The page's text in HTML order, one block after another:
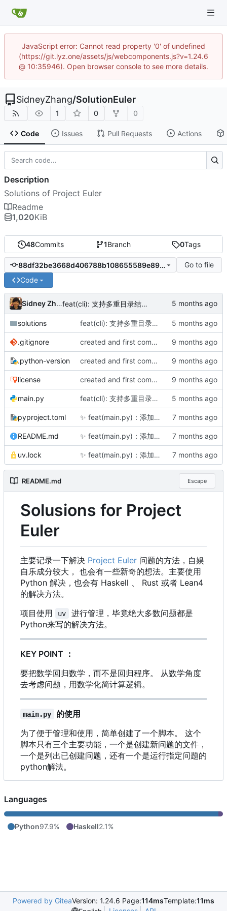
JavaScript error: Cannot read property '0' of undefined
(https://git.lyz.one/assets/js/webcomponents.js?v=1.24.6
@ 10:35946). Open browser console to see more details.
SidneyZhang/SolutionEuler
1 0 0
Code Issues Pull Requests Actions
48Commits 1Branch 0Tags
88df32be3668d406788b108655589e894c614f0d
Go to file
Code
Sidney Zhang feat(cli): 支持多重目录结构与特殊解法运行，新增解法列表选项
solutions feat(cli): 支持多重目录结构与特殊解法运行，新增解法列表选项
.gitignore created and first commit(3 solusions)
.python-version created and first commit(3 solusions)
license created and first commit(3 solusions)
main.py feat(cli): 支持多重目录结构与特殊解法运行，新增解法列表选项
pyproject.toml ✨ feat(main.py)：添加CLI工具支持问题管理功能
README.md ✨ feat(main.py)：添加CLI工具支持问题管理功能
uv.lock ✨ feat(main.py)：添加CLI工具支持问题管理功能
README.md Escape
Solusions for Project
Euler
主要记录一下解决 Project Euler 问题的方法，自娱
自乐成分较大， 也会有一些新奇的想法。主要使用
Python 解决，也会有 Haskell 、 Rust 或者 Lean4
的解决方法。
项目使用
uv 进行管理 ， 毕竟绝大多数问题都是
Python来写的解决方法。
KEY POINT ：
要把数学回归数学，而不是回归程序。 从数学角度
去考虑问题，用数学化简计算逻辑。
main.py
的使用
为了便于管理和使用，简单创建了一个脚本。 这个
脚本只有三个主要功能 ， 一个是创建新问题的文件 ，
一个是列出已创建问题 ， 还有一个是运行指定问题的
python解法。
Description
Solutions of Project Euler
Readme
1,020KiB
Languages
Python97.9% Haskell2.1%
Powered by GiteaVersion: 1.24.6 Page:114msTemplate:11ms